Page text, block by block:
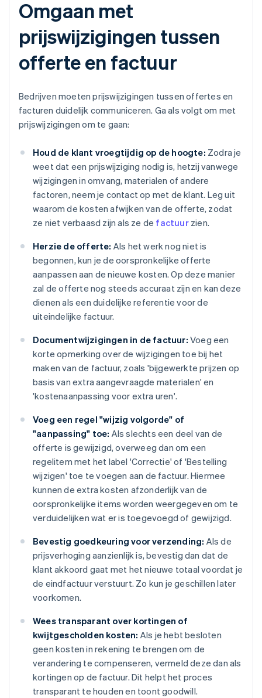
Omgaan met
prijswijzigingen tussen
offerte en factuur
Bedrijven moeten prijswijzigingen tussen offertes en
facturen duidelijk communiceren. Ga als volgt om met
prijswijzigingen om te gaan:
Houd de klant vroegtijdig op de hoogte: Zodra je
weet dat een prijswijziging nodig is, hetzij vanwege
wijzigingen in omvang, materialen of andere
factoren, neem je contact op met de klant. Leg uit
waarom de kosten afwijken van de offerte, zodat
ze niet verbaasd zijn als ze de factuurzien.
Herzie de offerte: Als het werk nog niet is
begonnen, kun je de oorspronkelijke offerte
aanpassen aan de nieuwe kosten. Op deze manier
zal de offerte nog steeds accuraat zijn en kan deze
dienen als een duidelijke referentie voor de
uiteindelijke factuur.
Documentwijzigingen in de factuur: Voeg een
korte opmerking over de wijzigingen toe bij het
maken van de factuur, zoals 'bijgewerkte prijzen op
basis van extra aangevraagde materialen' en
'kostenaanpassing voor extra uren'.
Voeg een regel "wijzig volgorde" of
"aanpassing" toe: Als slechts een deel van de
offerte is gewijzigd, overweeg dan om een
regelitem met het label 'Correctie' of 'Bestelling
wijzigen' toe te voegen aan de factuur. Hiermee
kunnen de extra kosten afzonderlijk van de
oorspronkelijke items worden weergegeven om te
verduidelijken wat er is toegevoegd of gewijzigd.
Bevestig goedkeuring voor verzending: Als de
prijsverhoging aanzienlijk is, bevestig dan dat de
klant akkoord gaat met het nieuwe totaal voordat je
de eindfactuur verstuurt. Zo kun je geschillen later
voorkomen.
Wees transparant over kortingen of
kwijtgescholden kosten: Als je hebt besloten
geen kosten in rekening te brengen om de
verandering te compenseren, vermeld deze dan als
kortingen op de factuur. Dit helpt het proces
transparant te houden en toont goodwill.